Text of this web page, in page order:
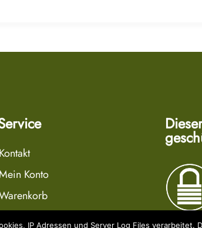
Kontakt
Konto
IP Adressen und Server Log Files